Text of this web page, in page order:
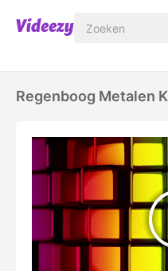
Regenboog Metalen